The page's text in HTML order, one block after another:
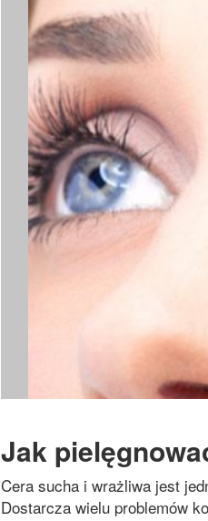
Jak
Cera sucha i wrażliwa jest
Dostarcza wielu problemów